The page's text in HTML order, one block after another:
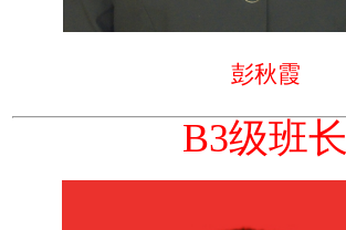
彭秋霞
B3级班长